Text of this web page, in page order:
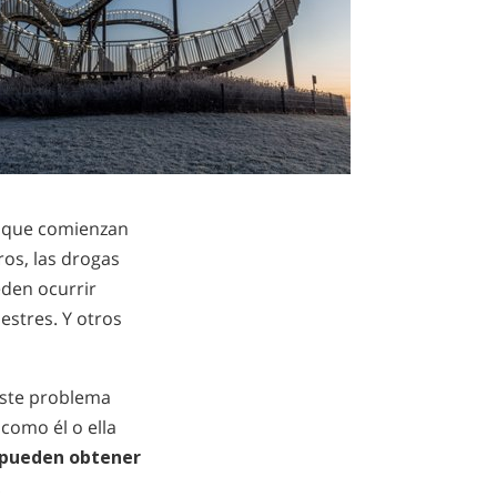
comienzan
las drogas
ocurrir
Y otros
problema
él o ella
obtener